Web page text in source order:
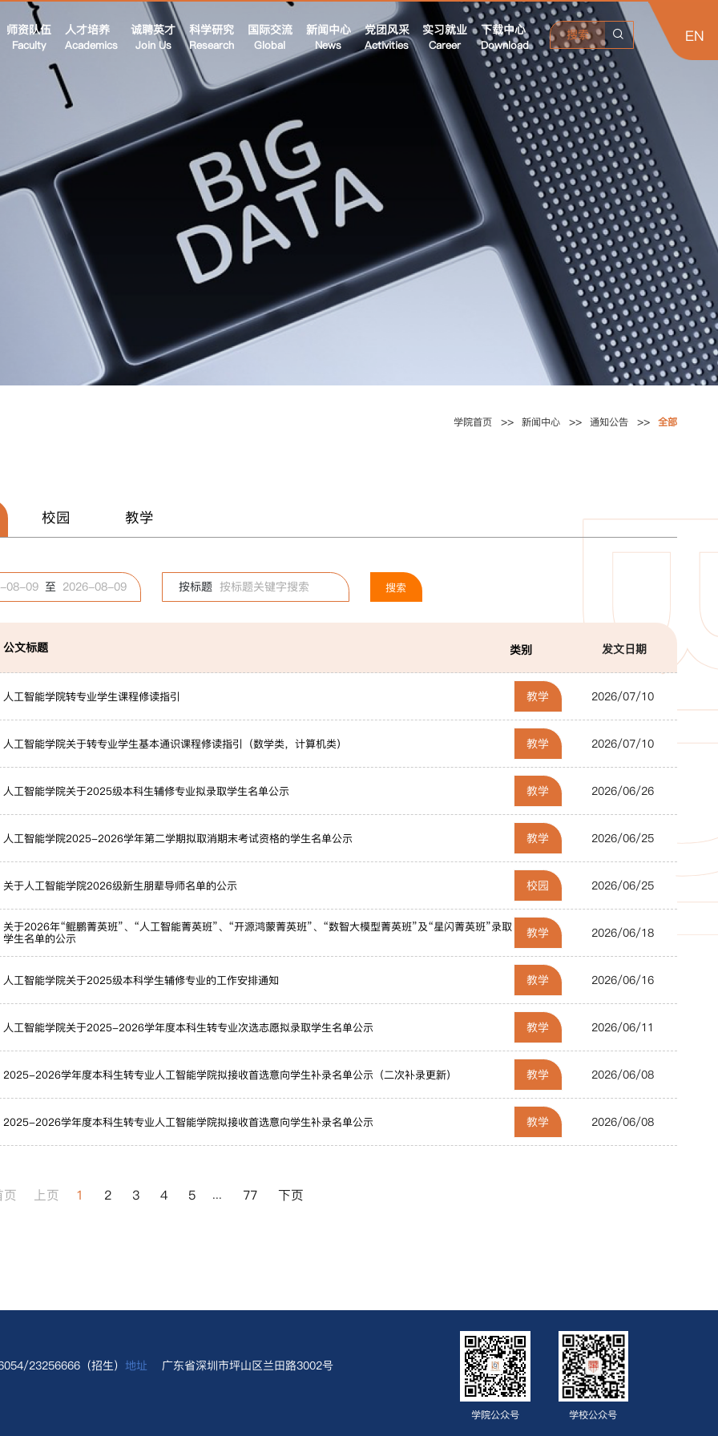
师资队伍
Faculty
人才培养
Academics
诚聘英才
Join Us
科学研究
Research
国际交流
Global
新闻中心
News
党团风采
Activities
实习就业
Career
下载中心
Download
搜索 EN
学院首页 新闻中心 通知公告 全部
校园 教学
08-09 至 2026-08-09 按标题 搜索
公文标题 发文日期
类别
人工智能学院转专业学生课程修读指引 2026/07/10
教学
人工智能学院关于转专业学生基本通识课程修读指引（数学类，计算机类） 2026/07/10
教学
人工智能学院关于2025级本科生辅修专业拟录取学生名单公示 2026/06/26
教学
人工智能学院2025-2026学年第二学期拟取消期末考试资格的学生名单公示 2026/06/25
教学
关于人工智能学院2026级新生朋辈导师名单的公示 2026/06/25
校园
关于2026年“鲲鹏菁英班”、“人工智能菁英班”、“开源鸿蒙菁英班”、“数智大模型菁英班”及“星闪菁英班”录取
学生名单的公示
2026/06/18
教学
人工智能学院关于2025级本科学生辅修专业的工作安排通知 2026/06/16
教学
人工智能学院关于2025-2026学年度本科生转专业次选志愿拟录取学生名单公示 2026/06/11
教学
2025-2026学年度本科生转专业人工智能学院拟接收首选意向学生补录名单公示（二次补录更新） 2026/06/08
教学
2025-2026学年度本科生转专业人工智能学院拟接收首选意向学生补录名单公示 2026/06/08
教学
页 上页 1 2 3 4 5 ... 77 下页
23256666（招生） 地址 广东省深圳市坪山区兰田路3002号
学院公众号 学校公众号